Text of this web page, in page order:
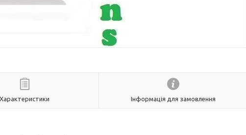
Характеристики Інформація для замовлення